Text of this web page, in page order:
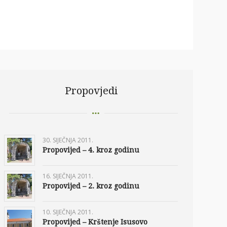
Propovjedi
30. SIJEČNJA 2011.
Propovijed – 4. kroz godinu
16. SIJEČNJA 2011.
Propovijed – 2. kroz godinu
10. SIJEČNJA 2011.
Propovijed – Krštenje Isusovo